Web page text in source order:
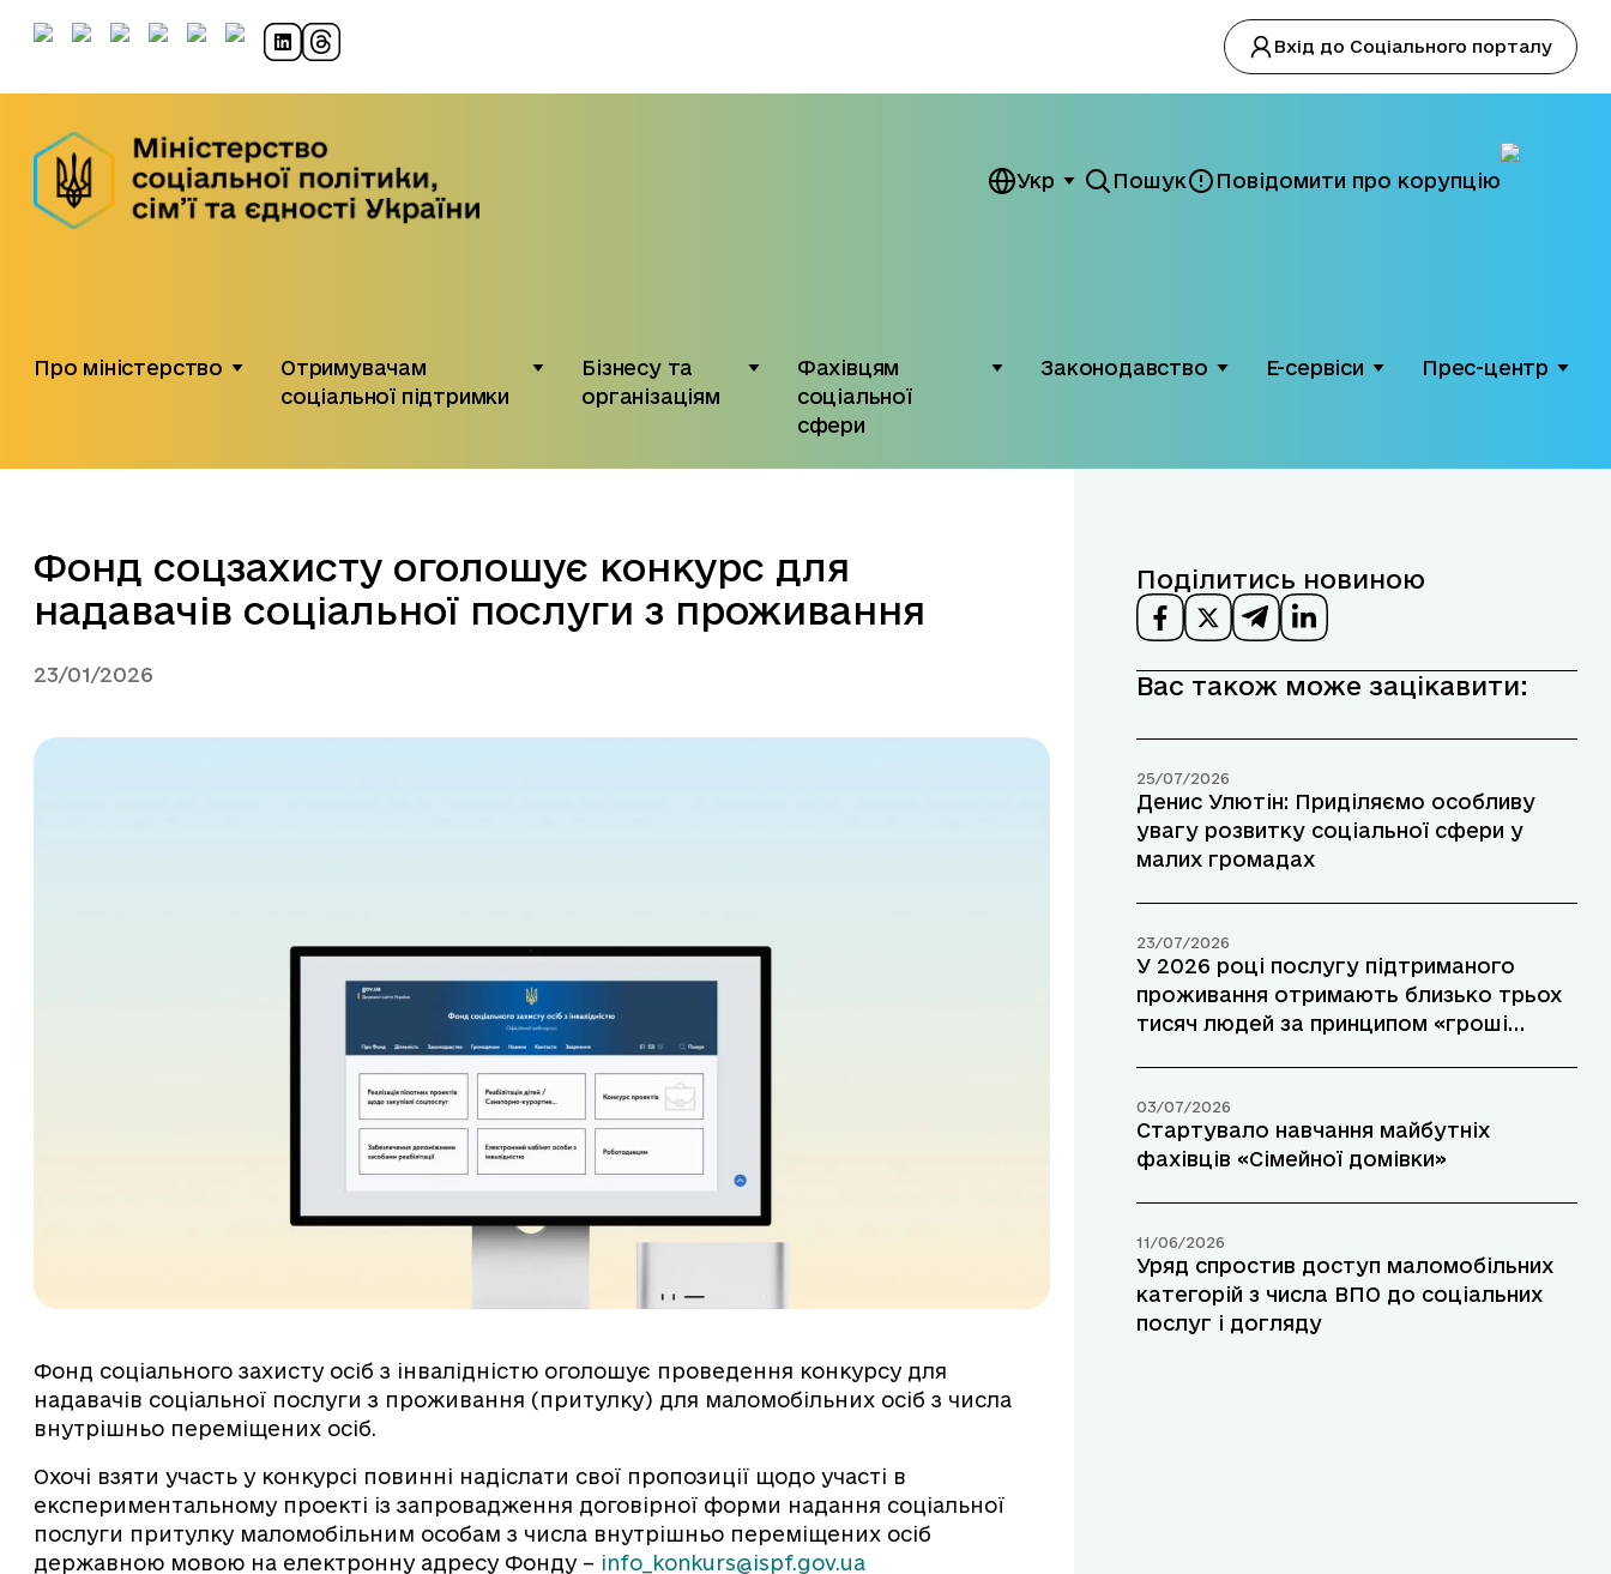
Вхід до Соціального порталу
Укр Пошук Повідомити про корупцію
Про міністерство
Отримувачам
соціальної підтримки
Бізнесу та
організаціям
Фахівцям
соціальної
сфери
Законодавство Е-сервіси Прес-центр
Фонд соцзахисту оголошує конкурс для
надавачів соціальної послуги з проживання
23/01/2026
Фонд соціального захисту осіб з інвалідністю оголошує проведення конкурсу для
надавачів соціальної послуги з проживання (притулку) для маломобільних осіб з числа
внутрішньо переміщених осіб.
Охочі взяти участь у конкурсі повинні надіслати свої пропозиції щодо участі в
експериментальному проекті із запровадження договірної форми надання соціальної
послуги притулку маломобільним особам з числа внутрішньо переміщених осіб
державною мовою на електронну адресу Фонду – info_konkurs@ispf.gov.ua
Поділитись новиною
Вас також може зацікавити:
25/07/2026
Денис Улютін: Приділяємо особливу
увагу розвитку соціальної сфери у
малих громадах
23/07/2026
У 2026 році послугу підтриманого
проживання отримають близько трьох
тисяч людей за принципом «гроші
03/07/2026
Стартувало навчання майбутніх
фахівців «Сімейної домівки»
11/06/2026
Уряд спростив доступ маломобільних
категорій з числа ВПО до соціальних
послуг і догляду